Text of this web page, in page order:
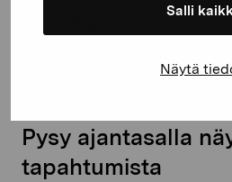
Salli
Näytä
Pysy ajantasalla
tapahtumista